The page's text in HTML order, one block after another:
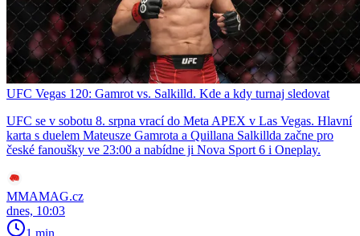
UFC Vegas 120: Gamrot vs. Salkilld. Kde a kdy turnaj sledovat
UFC se v sobotu 8. srpna vrací do Meta APEX v Las Vegas. Hlavní
karta s duelem Mateusze Gamrota a Quillana Salkillda začne pro
české fanoušky ve 23:00 a nabídne ji Nova Sport 6 i Oneplay.
MMAMAG.cz
dnes, 10:03